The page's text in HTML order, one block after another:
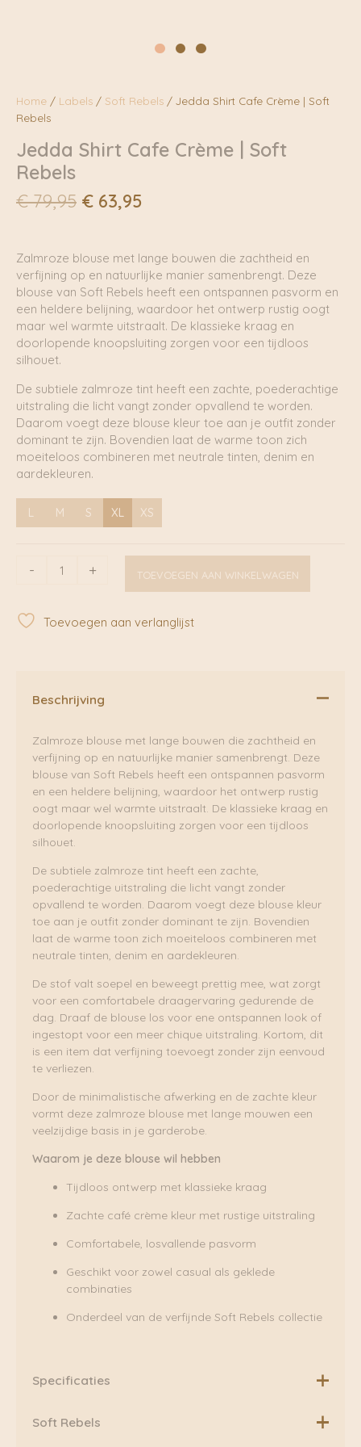
Home / Labels / Soft Rebels / Jedda Shirt Cafe Crème | Soft
Rebels
Jedda Shirt Cafe Crème | Soft
Rebels
€79,95 Oorspronkelijke
€ 79,95.
€ 63,95Huidige
€ 63,95.
Zalmroze blouse met lange bouwen die zachtheid en
verfijning op en natuurlijke manier samenbrengt. Deze
blouse van Soft Rebels heeft een ontspannen pasvorm en
een heldere belijning, waardoor het ontwerp rustig oogt
maar wel warmte uitstraalt. De klassieke kraag en
doorlopende knoopsluiting zorgen voor een tijdloos
silhouet.
De subtiele zalmroze tint heeft een zachte, poederachtige
uitstraling die licht vangt zonder opvallend te worden.
Daarom voegt deze blouse kleur toe aan je outfit zonder
dominant te zijn. Bovendien laat de warme toon zich
moeiteloos combineren met neutrale tinten, denim en
aardekleuren.
L M S XL XS
-
Crème
+ TOEVOEGEN AAN WINKELWAGEN
Toevoegen aan verlanglijst
Beschrijving
Zalmroze blouse met lange bouwen die zachtheid en
verfijning op en natuurlijke manier samenbrengt. Deze
blouse van Soft Rebels heeft een ontspannen pasvorm
en een heldere belijning, waardoor het ontwerp rustig
oogt maar wel warmte uitstraalt. De klassieke kraag en
doorlopende knoopsluiting zorgen voor een tijdloos
silhouet.
De subtiele zalmroze tint heeft een zachte,
poederachtige uitstraling die licht vangt zonder
opvallend te worden. Daarom voegt deze blouse kleur
toe aan je outfit zonder dominant te zijn. Bovendien
laat de warme toon zich moeiteloos combineren met
neutrale tinten, denim en aardekleuren.
De stof valt soepel en beweegt prettig mee, wat zorgt
voor een comfortabele draagervaring gedurende de
dag. Draaf de blouse los voor ene ontspannen look of
ingestopt voor een meer chique uitstraling. Kortom, dit
is een item dat verfijning toevoegt zonder zijn eenvoud
te verliezen.
Door de minimalistische afwerking en de zachte kleur
vormt deze zalmroze blouse met lange mouwen een
veelzijdige basis in je garderobe.
Waarom je deze blouse wil hebben
Tijdloos ontwerp met klassieke kraag
Zachte café crème kleur met rustige uitstraling
Comfortabele, losvallende pasvorm
Geschikt voor zowel casual als geklede
combinaties
Onderdeel van de verfijnde Soft Rebels collectie
Specificaties
Materiaal:70% Viscose, 30% Lyocell
Soft Rebels